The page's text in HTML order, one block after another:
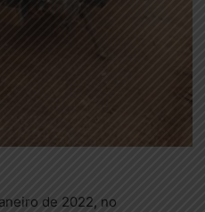
de 2022, no